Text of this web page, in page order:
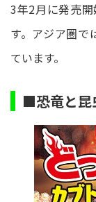
3年2月に発売
す。アジア圏で
ています。
■恐竜と昆